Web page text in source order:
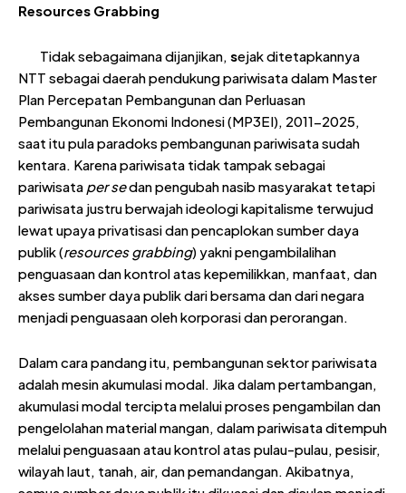
Resources Grabbing
Tidak sebagaimana dijanjikan, sejak ditetapkannya
NTT sebagai daerah pendukung pariwisata dalam Master
Plan Percepatan Pembangunan dan Perluasan
Pembangunan Ekonomi Indonesi (MP3EI), 2011-2025,
saat itu pula paradoks pembangunan pariwisata sudah
kentara. Karena pariwisata tidak tampak sebagai
pariwisata per sedan pengubah nasib masyarakat tetapi
pariwisata justru berwajah ideologi kapitalisme terwujud
lewat upaya privatisasi dan pencaplokan sumber daya
publik (resources grabbing) yakni pengambilalihan
penguasaan dan kontrol atas kepemilikkan, manfaat, dan
akses sumber daya publik dari bersama dan dari negara
menjadi penguasaan oleh korporasi dan perorangan.
Dalam cara pandang itu, pembangunan sektor pariwisata
adalah mesin akumulasi modal. Jika dalam pertambangan,
akumulasi modal tercipta melalui proses pengambilan dan
pengelolahan material mangan, dalam pariwisata ditempuh
melalui penguasaan atau kontrol atas pulau-pulau, pesisir,
wilayah laut, tanah, air, dan pemandangan. Akibatnya,